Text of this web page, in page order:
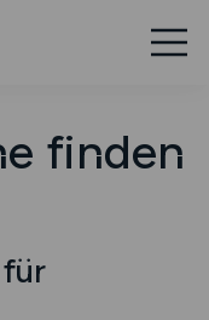
finden
für